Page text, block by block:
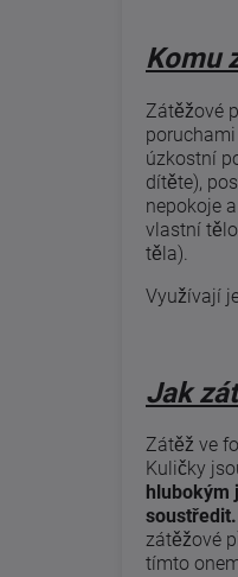
Komu
Zátěžové
úzkostní
dítěte),
nepokoje
vlastní
těla).
Využívají
Jak
Zátěž ve
Kuličky
hlubokým
soustředit.
zátěžové
tímto